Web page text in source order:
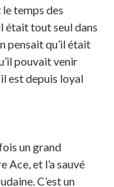
temps des
était tout seul dans
pensait qu’il était
pouvait venir
est depuis loyal
un grand
Ace, et l’a sauvé
C’est un